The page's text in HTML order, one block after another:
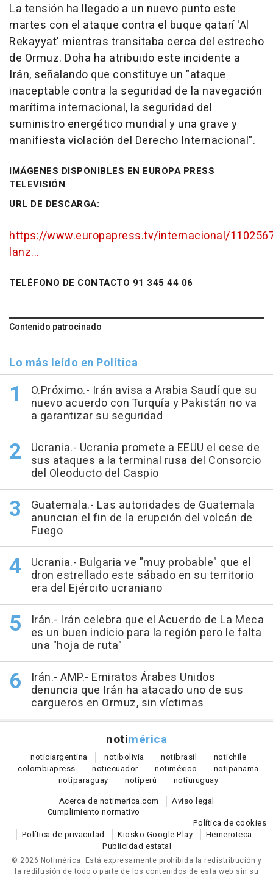
La tensión ha llegado a un nuevo punto este
martes con el ataque contra el buque qatarí 'Al
Rekayyat' mientras transitaba cerca del estrecho
de Ormuz. Doha ha atribuido este incidente a
Irán, señalando que constituye un "ataque
inaceptable contra la seguridad de la navegación
marítima internacional, la seguridad del
suministro energético mundial y una grave y
manifiesta violación del Derecho Internacional".
IMÁGENES DISPONIBLES EN EUROPA PRESS
TELEVISIÓN
URL DE DESCARGA:
https://www.europapress.tv/internacional/
lanz...
TELÉFONO DE CONTACTO 91 345 44 06
Contenido patrocinado
Lo más leído en Política
O.Próximo.- Irán avisa a Arabia Saudí que su
nuevo acuerdo con Turquía y Pakistán no va
a garantizar su seguridad
Ucrania.- Ucrania promete a EEUU el cese de
sus ataques a la terminal rusa del Consorcio
del Oleoducto del Caspio
Guatemala.- Las autoridades de Guatemala
anuncian el fin de la erupción del volcán de
Fuego
Ucrania.- Bulgaria ve "muy probable" que el
dron estrellado este sábado en su territorio
era del Ejército ucraniano
Irán.- Irán celebra que el Acuerdo de La Meca
es un buen indicio para la región pero le falta
una "hoja de ruta"
Irán.- AMP.- Emiratos Árabes Unidos
denuncia que Irán ha atacado uno de sus
cargueros en Ormuz, sin víctimas
notimérica
noticiargentina notibolivia notibrasil notichile
colombiapress notiecuador notiméxico notipanama
notiparaguay notiperú notiuruguay
Acerca de notimerica.com
Aviso legal
Cumplimiento normativo
Política de cookies
Política de privacidad
Kiosko Google Play
Hemeroteca
Publicidad estatal
© 2026 Notimérica. Está expresamente prohibida la redistribución y
la redifusión de todo o parte de los contenidos de esta web sin su